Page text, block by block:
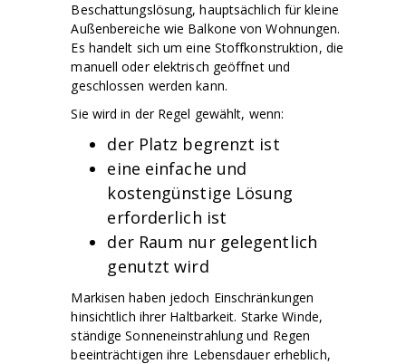
Beschattungslösung, hauptsächlich für kleine
Außenbereiche wie Balkone von Wohnungen.
Es handelt sich um eine Stoffkonstruktion, die
manuell oder elektrisch geöffnet und
geschlossen werden kann.
Sie wird in der Regel gewählt, wenn:
der Platz begrenzt ist
eine einfache und
kostengünstige Lösung
erforderlich ist
der Raum nur gelegentlich
genutzt wird
Markisen haben jedoch Einschränkungen
hinsichtlich ihrer Haltbarkeit. Starke Winde,
ständige Sonneneinstrahlung und Regen
beeinträchtigen ihre Lebensdauer erheblich,